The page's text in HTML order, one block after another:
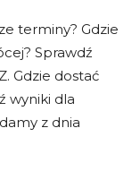
terminy? Gdzie
Sprawdź
Gdzie dostać
wyniki dla
z dnia